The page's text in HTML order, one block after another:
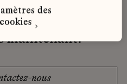
à votre profil ?
votre candidature
maintenant.
nous
des
cookies